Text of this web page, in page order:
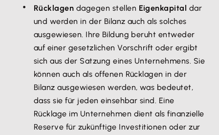
Rücklagen dagegen stellen Eigenkapital dar
und werden in der Bilanz auch als solches
ausgewiesen. Ihre Bildung beruht entweder
auf einer gesetzlichen Vorschrift oder ergibt
sich aus der Satzung eines Unternehmens. Sie
können auch als offenen Rücklagen in der
Bilanz ausgewiesen werden, was bedeutet,
dass sie für jeden einsehbar sind. Eine
Rücklage im Unternehmen dient als finanzielle
Reserve für zukünftige Investitionen oder zur